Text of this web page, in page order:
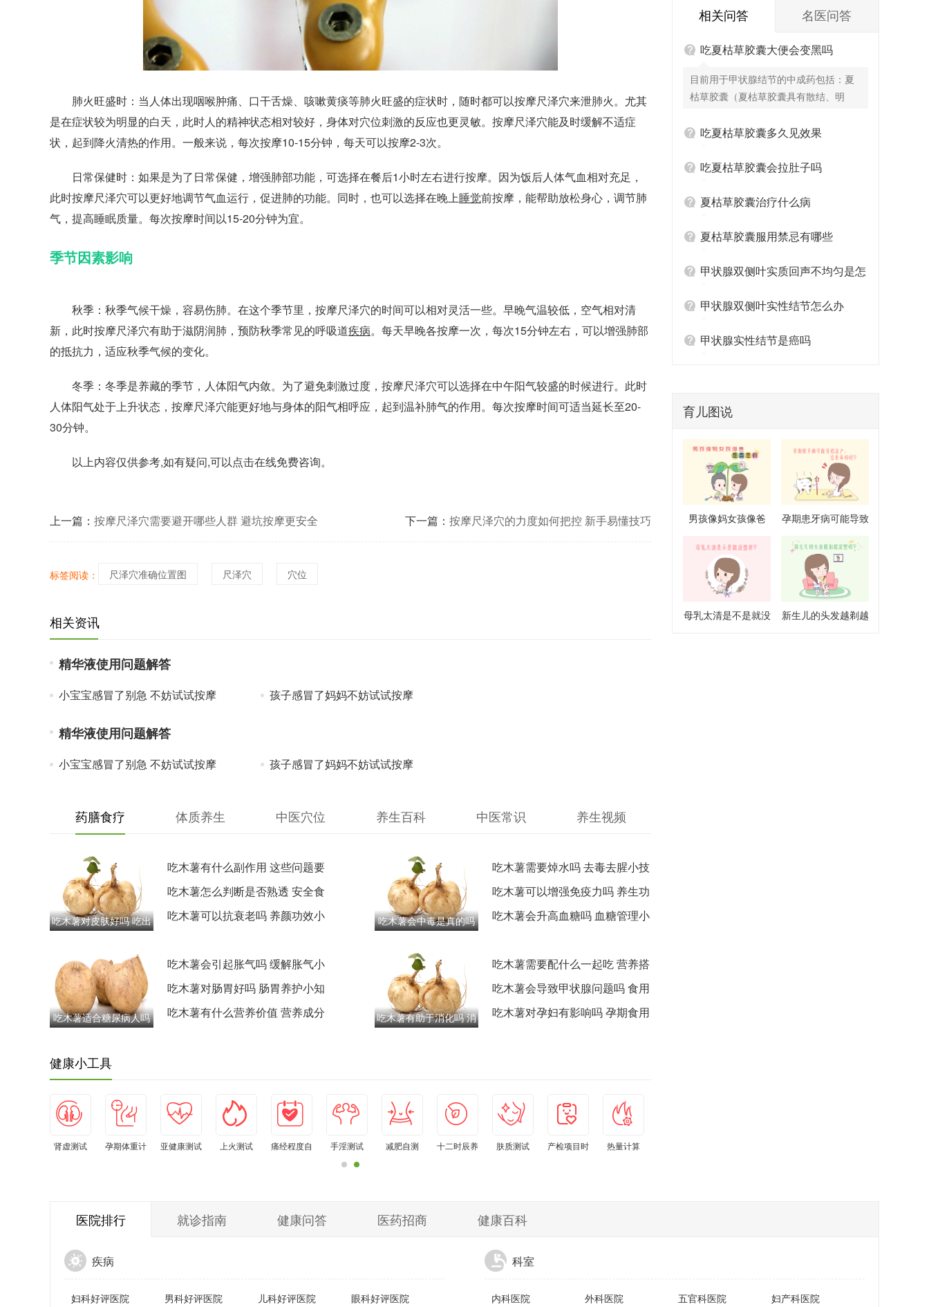
肺火旺盛时：当人体出现咽喉肿痛、口干舌燥、咳嗽黄痰等肺火旺盛的症状时，随时都可以按摩尺泽穴来泄肺火。尤其
是在症状较为明显的白天，此时人的精神状态相对较好，身体对穴位刺激的反应也更灵敏。按摩尺泽穴能及时缓解不适症
状，起到降火清热的作用。一般来说，每次按摩10-15分钟，每天可以按摩2-3次。
日常保健时：如果是为了日常保健，增强肺部功能，可选择在餐后1小时左右进行按摩。因为饭后人体气血相对充足，
此时按摩尺泽穴可以更好地调节气血运行，促进肺的功能。同时，也可以选择在晚上睡觉前按摩，能帮助放松身心，调节肺
气，提高睡眠质量。每次按摩时间以15-20分钟为宜。
季节因素影响
秋季：秋季气候干燥，容易伤肺。在这个季节里，按摩尺泽穴的时间可以相对灵活一些。早晚气温较低，空气相对清
新，此时按摩尺泽穴有助于滋阴润肺，预防秋季常见的呼吸道疾病。每天早晚各按摩一次，每次15分钟左右，可以增强肺部
的抵抗力，适应秋季气候的变化。
冬季：冬季是养藏的季节，人体阳气内敛。为了避免刺激过度，按摩尺泽穴可以选择在中午阳气较盛的时候进行。此时
人体阳气处于上升状态，按摩尺泽穴能更好地与身体的阳气相呼应，起到温补肺气的作用。每次按摩时间可适当延长至20-
30分钟。
以上内容仅供参考,如有疑问,可以点击在线免费咨询。
上一篇： 按摩尺泽穴需要避开哪些人群 避坑按摩更安全 下一篇： 按摩尺泽穴的力度如何把控 新手易懂技巧
标签阅读： 尺泽穴准确位置图 尺泽穴 穴位
相关资讯
精华液使用问题解答
小宝宝感冒了别急 不妨试试按摩 孩子感冒了妈妈不妨试试按摩
精华液使用问题解答
小宝宝感冒了别急 不妨试试按摩 孩子感冒了妈妈不妨试试按摩
药膳食疗 体质养生 中医穴位 养生百科 中医常识 养生视频
吃木薯对皮肤好吗 吃出
吃木薯有什么副作用 这些问题要
警惕
吃木薯怎么判断是否熟透 安全食
用小技巧
吃木薯可以抗衰老吗 养颜功效小
吃木薯会中毒是真的吗
吃木薯需要焯水吗 去毒去腥小技
巧
吃木薯可以增强免疫力吗 养生功
效小科普
吃木薯会升高血糖吗 血糖管理小
吃木薯适合糖尿病人吗
吃木薯会引起胀气吗 缓解胀气小
妙招
吃木薯对肠胃好吗 肠胃养护小知
识
吃木薯有什么营养价值 营养成分
吃木薯有助于消化吗 消
吃木薯需要配什么一起吃 营养搭
配推荐
吃木薯会导致甲状腺问题吗 食用
安全科普
吃木薯对孕妇有影响吗 孕期食用
健康小工具
肾虚测试
孕期体重计
亚健康测试
上火测试
痛经程度自
手淫测试 减肥自测
十二时辰养
肤质测试
产检项目时
热量计算
相关问答 名医问答
吃夏枯草胶囊大便会变黑吗
目前用于甲状腺结节的中成药包括：夏
枯草胶囊（夏枯草胶囊具有散结、明
于治疗乳腺结节、乳腺增生以及淋巴结
寒凉、味甘、微苦，也能对筋骨疼痛、
好的治疗作用。）、平消胶囊（活血化
仙鹤草、郁金等成分）、消瘿丸（软坚
者，含昆布、海藻等）。 除药物外，患
坚硬食物；规律作息，避免熬夜加重胃
胃镜检查，明确出血原因后调整方案，
吃夏枯草胶囊多久见效果
吃夏枯草胶囊会拉肚子吗
夏枯草胶囊治疗什么病
夏枯草胶囊服用禁忌有哪些
甲状腺双侧叶实质回声不均匀是怎
么回事甲状腺双侧叶实性结节怎么办
甲状腺实性结节是癌吗
育儿图说
男孩像妈女孩像爸
孕期患牙病可能导致
流产是真的吗
母乳太清是不是就没
新生儿的头发越剃越
医院排行 就诊指南 健康问答 医药招商 健康百科
疾病
妇科好评医院 男科好评医院 儿科好评医院 眼科好评医院
科室
内科医院 外科医院 五官科医院 妇产科医院